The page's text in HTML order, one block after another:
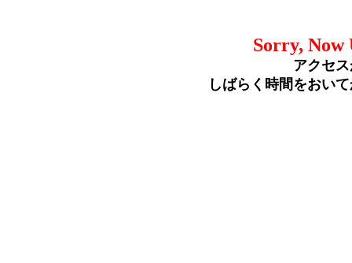
Sorry, Now
アクセ
しばらく時間をおい